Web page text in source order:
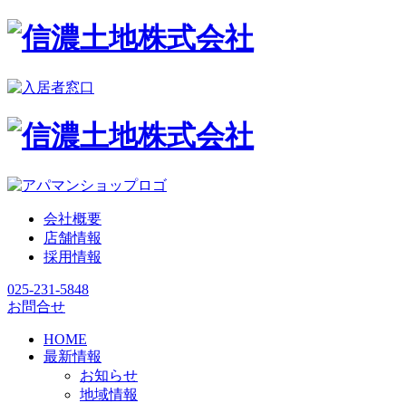
会社概要
店舗情報
採用情報
025-231-5848
お問合せ
HOME
最新情報
お知らせ
地域情報